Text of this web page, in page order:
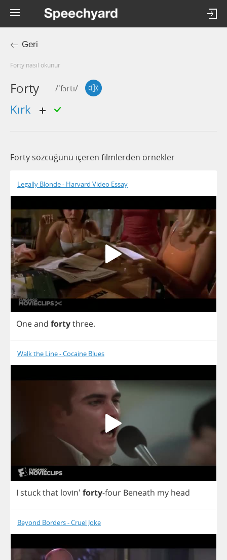
Geri
forty nasıl okunur
Forty /'fɔrti/
kırk
Forty sözcüğünü içeren filmlerden örnekler
Legally Blonde - Harvard Video Essay
Oneand fortythree.
Walk the Line - Cocaine Blues
I stuckthat lovin' forty-four Beneath my head
Beyond Borders - Cruel Joke